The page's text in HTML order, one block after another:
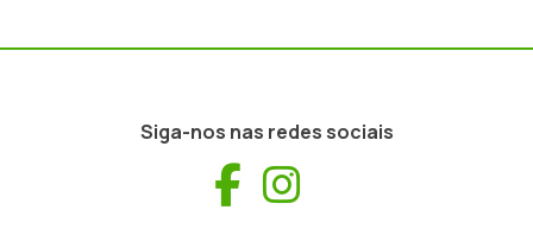
Siga-nos nas redes sociais
Facebook